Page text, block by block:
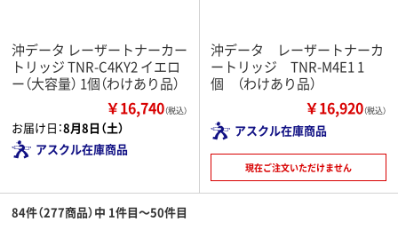
沖データ レーザートナーカー
トリッジ TNR-C4KY2 イエロ
ー（大容量） 1個（わけあり品）
￥16,740（税込）
お届け日：8月8日（土）
アスクル在庫商品
沖データ レーザートナーカ
ートリッジ TNR-M4E1 1
個 （わけあり品）
￥16,920（税込）
アスクル在庫商品
現在ご注文いただけません
84件（277商品）中 1件目～50件目